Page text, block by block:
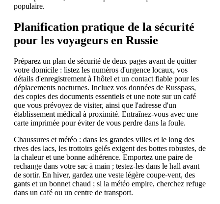
populaire.
Planification pratique de la sécurité
pour les voyageurs en Russie
Préparez un plan de sécurité de deux pages avant de quitter
votre domicile : listez les numéros d'urgence locaux, vos
détails d'enregistrement à l'hôtel et un contact fiable pour les
déplacements nocturnes. Incluez vos données de Russpass,
des copies des documents essentiels et une note sur un café
que vous prévoyez de visiter, ainsi que l'adresse d'un
établissement médical à proximité. Entraînez-vous avec une
carte imprimée pour éviter de vous perdre dans la foule.
Chaussures et météo : dans les grandes villes et le long des
rives des lacs, les trottoirs gelés exigent des bottes robustes, de
la chaleur et une bonne adhérence. Emportez une paire de
rechange dans votre sac à main ; testez-les dans le hall avant
de sortir. En hiver, gardez une veste légère coupe-vent, des
gants et un bonnet chaud ; si la météo empire, cherchez refuge
dans un café ou un centre de transport.